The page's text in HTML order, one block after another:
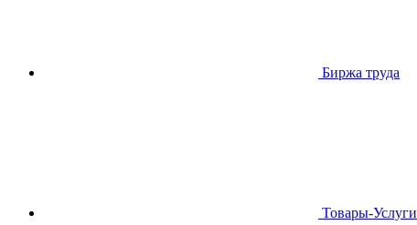
Биржа труда
Товары-Услуги